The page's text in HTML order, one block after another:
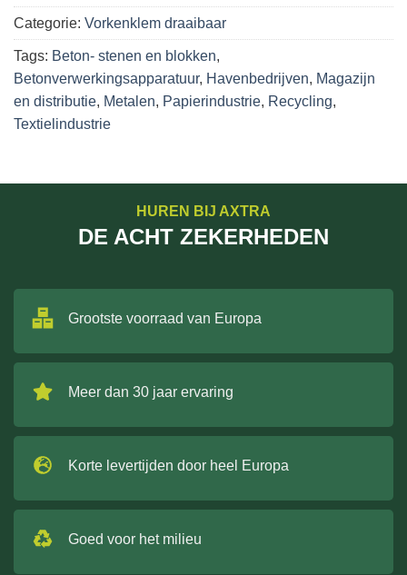
Categorie: Vorkenklem draaibaar
Tags: Beton- stenen en blokken,
Betonverwerkingsapparatuur, Havenbedrijven, Magazijn
en distributie, Metalen, Papierindustrie, Recycling,
Textielindustrie
HUREN BIJ AXTRA
DE ACHT ZEKERHEDEN
Grootste voorraad van Europa
Meer dan 30 jaar ervaring
Korte levertijden door heel Europa
Goed voor het milieu